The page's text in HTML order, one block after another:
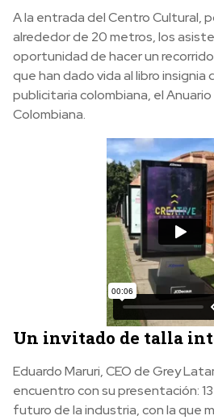
A la entrada del Centro Cultural,
alrededor de 20 metros, los
oportunidad de hacer un
que han dado vida al libro insignia
publicitaria colombiana, el
Colombiana.
Un invitado de talla
Eduardo Maruri, CEO de Grey
encuentro con su presentación:
futuro de la industria, con la que